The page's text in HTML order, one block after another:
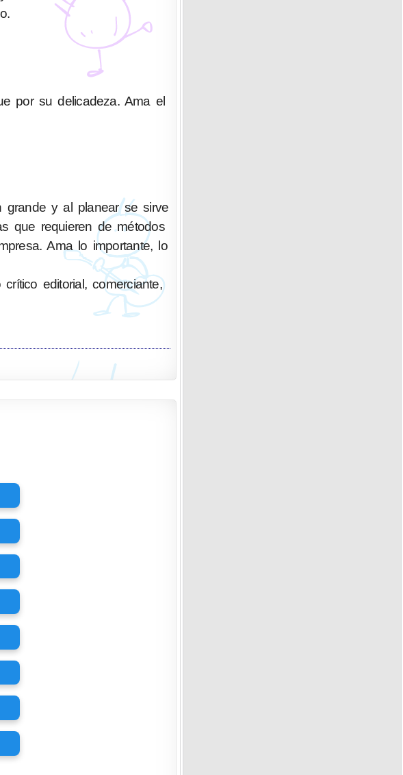
por su delicadeza. Ama el
grande y al planear se sirve
que requieren de métodos
Ama lo importante, lo
editorial, comerciante,